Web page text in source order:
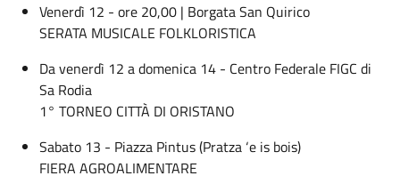
Venerdì 12 - ore 20,00 | Borgata San Quirico
SERATA MUSICALE FOLKLORISTICA
Da venerdì 12 a domenica 14 - Centro Federale FIGC di
Sa Rodia
1° TORNEO CITTÀ DI ORISTANO
Sabato 13 - Piazza Pintus (Pratza ‘e is bois)
FIERA AGROALIMENTARE